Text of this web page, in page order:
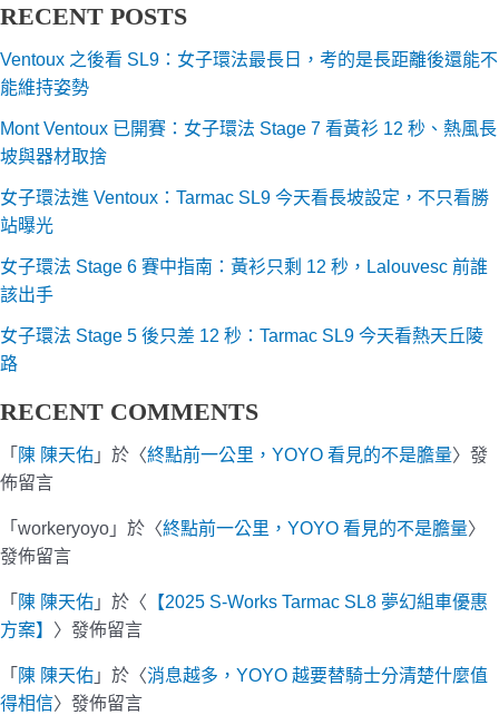
RECENT POSTS
Ventoux 之後看 SL9：女子環法最長日，考的是長距離後還能不
能維持姿勢
Mont Ventoux 已開賽：女子環法 Stage 7 看黃衫 12 秒、熱風長
坡與器材取捨
女子環法進 Ventoux：Tarmac SL9 今天看長坡設定，不只看勝
站曝光
女子環法 Stage 6 賽中指南：黃衫只剩 12 秒，Lalouvesc 前誰
該出手
女子環法 Stage 5 後只差 12 秒：Tarmac SL9 今天看熱天丘陵
路
RECENT COMMENTS
「 陳 陳天佑 」於〈終點前一公里，YOYO 看見的不是膽量〉發
佈留言
「 workeryoyo 」於〈終點前一公里，YOYO 看見的不是膽量〉
發佈留言
「 陳 陳天佑 」於〈 【2025 S-Works Tarmac SL8 夢幻組車優惠
方案】 〉發佈留言
「 陳 陳天佑 」於〈消息越多，YOYO 越要替騎士分清楚什麼值
得相信〉發佈留言